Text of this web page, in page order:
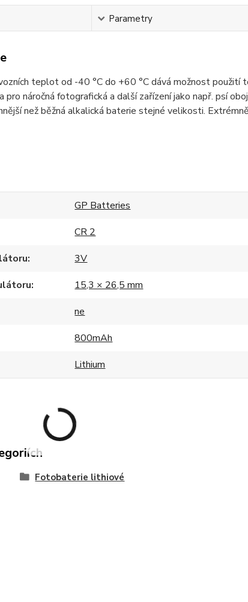
Parametry
teplot od -40 °C do +60 °C dává možnost použití
pro náročná fotografická a další zařízení jako např. psí
než běžná alkalická baterie stejné velikosti.
GP Batteries
CR 2
3V
15,3 × 26,5 mm
ne
800mAh
Lithium
Fotobaterie lithiové